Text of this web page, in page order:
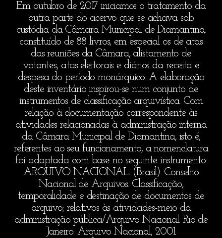
Em outubro de 2017 iniciamos o tratamento da
outra parte do acervo que se achava sob
custódia da Câmara Municipal de Diamantina,
constituído de 88 livros, em especial os de atas
das reuniões da Câmara, alistamento de
votantes, atas eleitorais e diários da receita e
despesa do período monárquico. A elaboração
deste inventário inspirou-se num conjunto de
instrumentos de classificação arquivística. Com
relação à documentação correspondente às
atividades relacionadas à administração interna
da Câmara Municipal de Diamantina, isto é,
referentes ao seu funcionamento, a nomenclatura
foi adaptada com base no seguinte instrumento:
ARQUIVO NACIONAL (Brasil). Conselho
Nacional de Arquivos. Classificação,
temporalidade e destinação de documentos de
arquivo; relativos às atividades-meio da
administração pública/Arquivo Nacional. Rio de
Janeiro: Arquivo Nacional, 2001.